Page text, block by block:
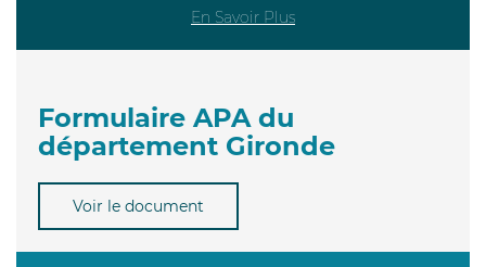
En Savoir Plus
Formulaire APA du
département Gironde
Voir le document